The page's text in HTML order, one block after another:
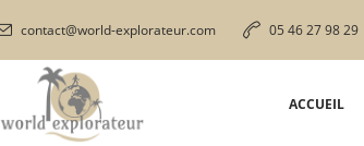
contact@world-explorateur.com 05 46 27 98 29
ACCUEIL